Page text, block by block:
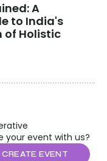
A
to India's
of Holistic
your event with us?
CREATE EVENT